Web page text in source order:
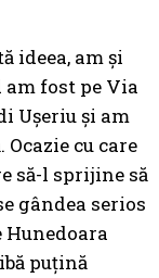
ideea, am și
am fost pe Via
Ușeriu și am
cu care
să-l sprijine să
gândea serios
puțină